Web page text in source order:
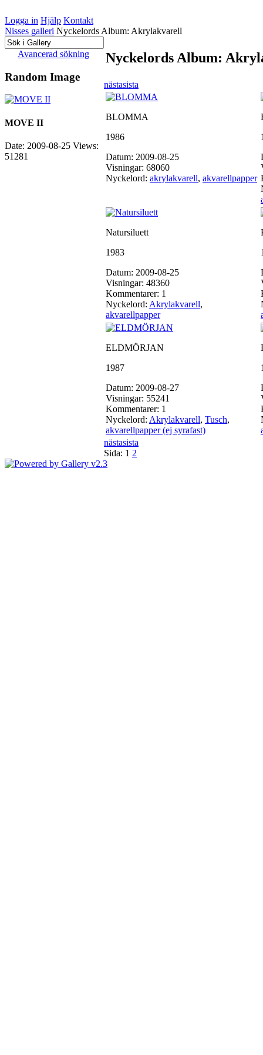
Logga in Hjälp Kontakt
Nisses galleri Nyckelords Album: Akrylakvarell
Avancerad sökning
Random Image
MOVE II
Date: 2009-08-25 Views:
51281
Nyckelords Album:
nästasista
BLOMMA
1986
Datum: 2009-08-25
Visningar: 68060
Nyckelord: akrylakvarell, akvarellpapper
Natursiluett
1983
Datum: 2009-08-25
Visningar: 48360
Kommentarer: 1
Nyckelord: Akrylakvarell,
akvarellpapper
ELDMÖRJAN
1987
Datum: 2009-08-27
Visningar: 55241
Kommentarer: 1
Nyckelord: Akrylakvarell, Tusch,
akvarellpapper (ej syrafast)
nästasista
Sida: 1 2